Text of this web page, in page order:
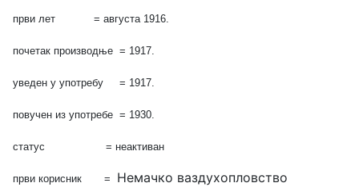
први лет = августа 1916.
почетак производње = 1917.
уведен у употребу = 1917.
повучен из употребе = 1930.
статус = неактиван
први корисник = Немачко ваздухопловство